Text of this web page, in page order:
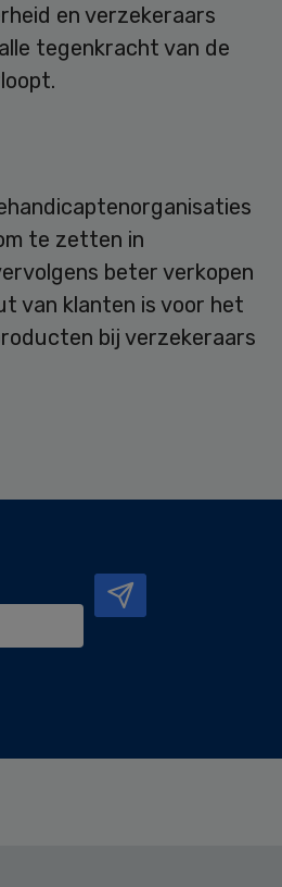
en verzekeraars
tegenkracht van de
te zetten in
beter verkopen
van klanten is voor het
bij verzekeraars